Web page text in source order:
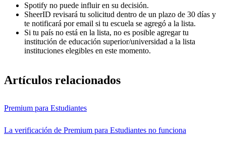
Spotify no puede influir en su decisión.
SheerID revisará tu solicitud dentro de un plazo de 30 días y
te notificará por email si tu escuela se agregó a la lista.
Si tu país no está en la lista, no es posible agregar tu
institución de educación superior/universidad a la lista
instituciones elegibles en este momento.
Artículos relacionados
Premium para Estudiantes
La verificación de Premium para Estudiantes no funciona